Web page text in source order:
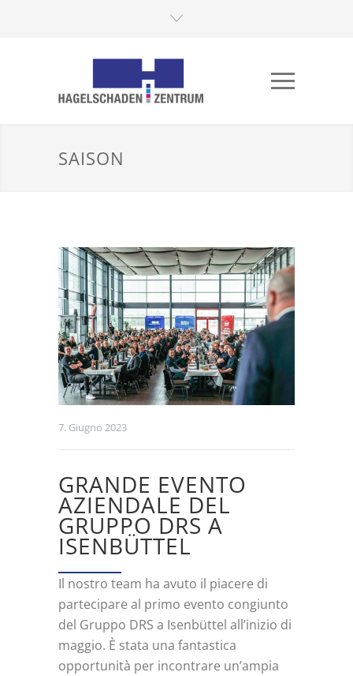
SAISON
7. Giugno 2023
GRANDE EVENTO
AZIENDALE DEL
GRUPPO DRS A
ISENBÜTTEL
Il nostro team ha avuto il piacere di
partecipare al primo evento congiunto
del Gruppo DRS a Isenbüttel all’inizio di
maggio. È stata una fantastica
opportunità per incontrare un’ampia